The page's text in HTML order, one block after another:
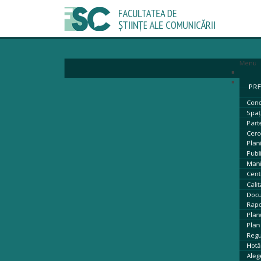
FACULTATEA DE
ȘTIINȚE ALE COMUNICĂRII
Menu